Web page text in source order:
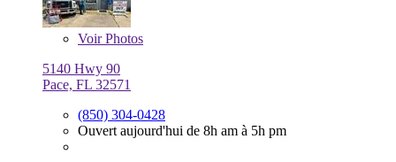
VoirPhotos
5140 Hwy 90
Pace, FL 32571
(850) 304-0428
Ouvert aujourd'hui de 8h am à 5h pm